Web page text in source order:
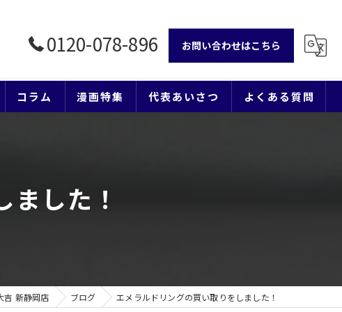
0120-078-896 お問い合わせはこちら
コラム 漫画特集 代表あいさつ よくある質問
した！
吉 新静岡店 ブログ エメラルドリングの買い取りをしました！